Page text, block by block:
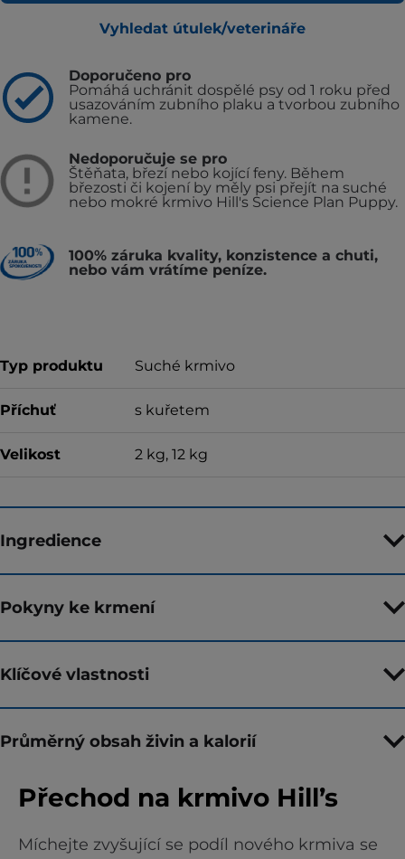
Vyhledat útulek/veterináře
Doporučeno pro
Pomáhá uchránit dospělé psy od 1 roku před
usazováním zubního plaku a tvorbou zubního
kamene.
Nedoporučuje se pro
Štěňata, březí nebo kojící feny. Během
březosti či kojení by měly psi přejít na suché
nebo mokré krmivo Hill's Science Plan Puppy.
100% záruka kvality, konzistence a chuti,
nebo vám vrátíme peníze.
Typ produktu Suché krmivo
Příchuť s kuřetem
Velikost 2 kg, 12 kg
Ingredience
Pokyny ke krmení
Klíčové vlastnosti
Průměrný obsah živin a kalorií
Přechod na krmivo Hill’s
Míchejte zvyšující se podíl nového krmiva se